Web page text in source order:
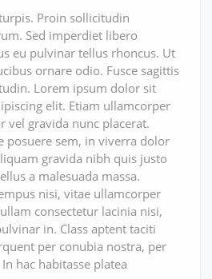
Proin sollicitudin
Sed imperdiet libero
eu pulvinar tellus rhoncus. Ut
ornare odio. Fusce sagittis
Lorem ipsum dolor sit
elit. Etiam ullamcorper
vel gravida nunc placerat.
posuere sem, in viverra dolor
gravida nibh quis justo
a malesuada massa.
nisi, vitae ullamcorper
consectetur lacinia nisi,
in. Class aptent taciti
per conubia nostra, per
hac habitasse platea